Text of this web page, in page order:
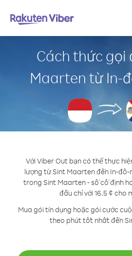
Cách thức gọi
Maarten từ In-
Với Viber Out bạn có thể thực
lượng từ Sint Maarten đến In-đô-
trong Sint Maarten - số cố định
đầu chỉ với 16.5 ¢ cho
Mua gói tín dụng hoặc gói cước
theo phút tốt nhất đến